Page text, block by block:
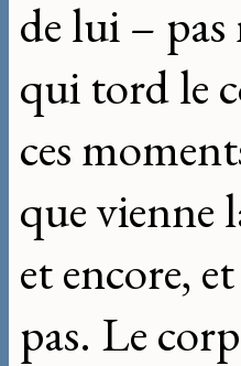
de lui – pas
qui tord le
ces
que vienne
et encore,
pas. Le